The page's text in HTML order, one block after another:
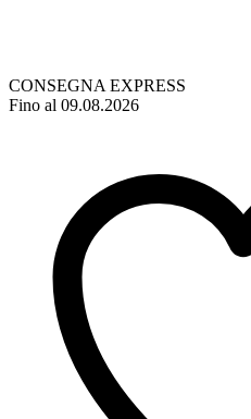
CONSEGNA EXPRESS
Fino al 09.08.2026